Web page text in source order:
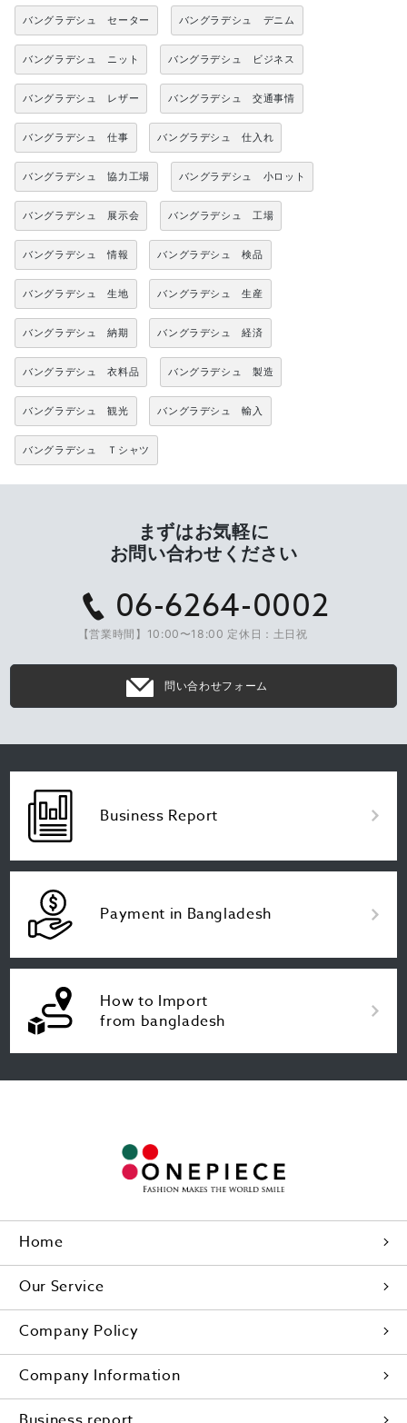
バングラデシュ セーター バングラデシュ デニム
バングラデシュ ニット バングラデシュ ビジネス
バングラデシュ レザー バングラデシュ 交通事情
バングラデシュ 仕事 バングラデシュ 仕入れ
バングラデシュ 協力工場 バングラデシュ 小ロット
バングラデシュ 展示会 バングラデシュ 工場
バングラデシュ 情報 バングラデシュ 検品
バングラデシュ 生地 バングラデシュ 生産
バングラデシュ 納期 バングラデシュ 経済
バングラデシュ 衣料品 バングラデシュ 製造
バングラデシュ 観光 バングラデシュ 輸入
バングラデシュ Ｔシャツ
まずはお気軽に
お問い合わせください
06-6264-0002
【営業時間】10:00〜18:00 定休日：土日祝
問い合わせフォーム
Business Report
Payment in Bangladesh
How to Import
from bangladesh
Home
Our Service
Company Policy
Company Information